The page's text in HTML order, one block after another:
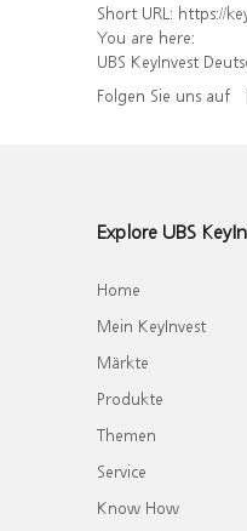
Short URL: https://keyinvest-
You are here:
UBS KeyInvest
Folgen Sie uns auf
Explore UBS
Home
Mein KeyInvest
Märkte
Produkte
Themen
Service
Know How